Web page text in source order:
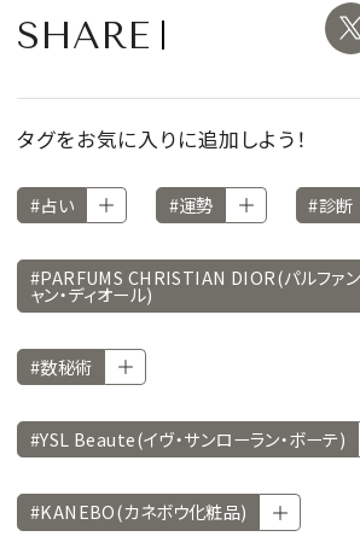
SHARE
タグをお気に入りに追加しよう！
#占い #運勢 #診断
#PARFUMS CHRISTIAN DIOR(パルファン
ャン・ディオール)
#数秘術
#YSL Beaute(イヴ・サンローラン・ボーテ)
#KANEBO(カネボウ化粧品)